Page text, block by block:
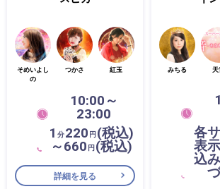
そめいよし
の
つかさ 紅玉
10:00～
23:00
1 分220 円(税込)
～660 円(税込)
詳細を見る
みちる 天
各
表
込